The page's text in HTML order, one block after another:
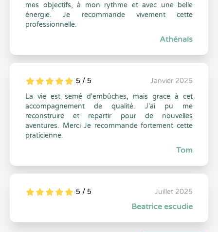
mes objectifs, à mon rythme et avec une belle
énergie. Je recommande vivement cette
professionnelle.
Athénaïs
5
1
5
0 5 / 5
Janvier 2026
La vie est semé d'embûches, mais grace à cet
accompagnement de qualité. J'ai pu me
reconstruire et repartir pour de nouvelles
aventures. Merci Je recommande fortement cette
praticienne.
Tom
5
1
5
0 5 / 5 Juillet 2025
Beatrice escudie